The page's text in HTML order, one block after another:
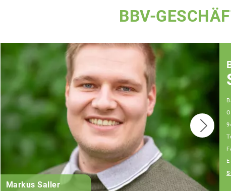
BBV-
Markus Saller